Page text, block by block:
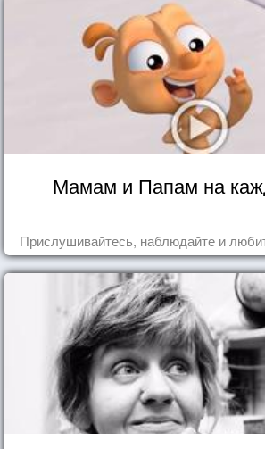
Мамам и Папам на
Прислушивайтесь, наблюдайте и